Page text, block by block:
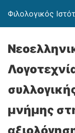
Φιλολογικός
μνήμης